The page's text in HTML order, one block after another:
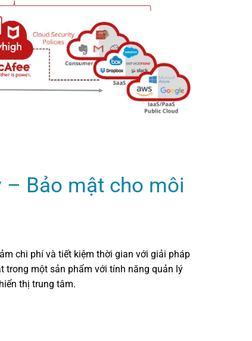
– Bảo mật cho môi
chi phí và tiết kiệm thời gian với giải pháp
trong một sản phẩm với tính năng quản lý
thị trung tâm.